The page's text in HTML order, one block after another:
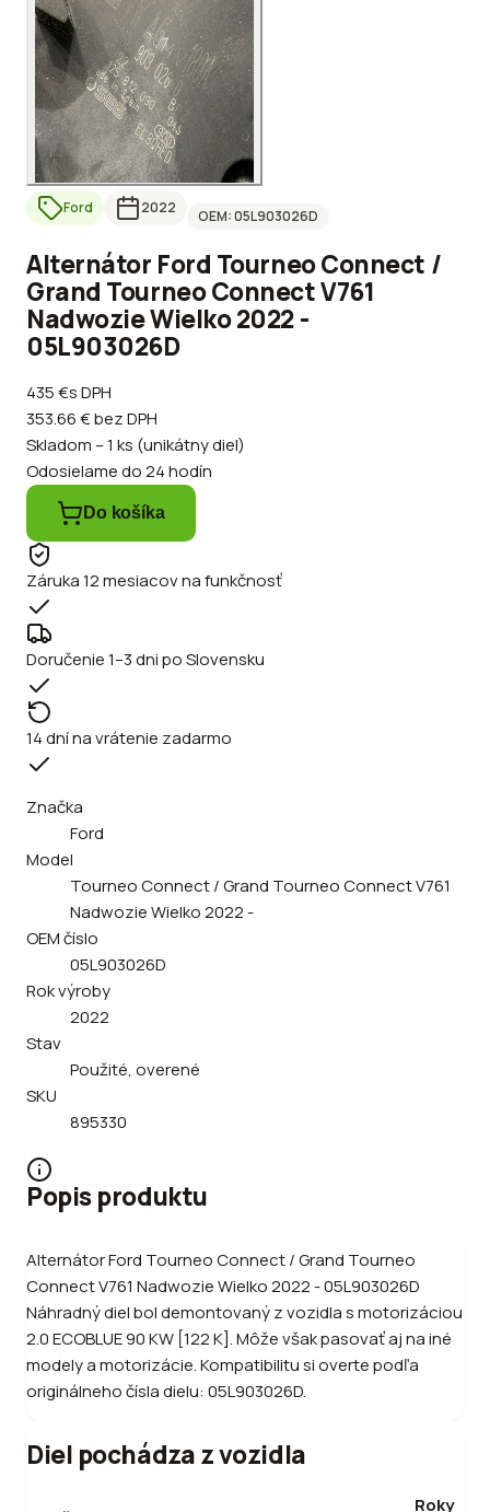
Ford 2022 OEM:05L903026D
Alternátor Ford Tourneo Connect /
Grand Tourneo Connect V761
Nadwozie Wielko 2022 -
05L903026D
435 €s DPH
353.66 €bez DPH
Skladom – 1 ks (unikátny diel)
Odosielame do 24 hodín
Do košíka
Záruka 12 mesiacov na funkčnosť
Doručenie 1–3 dni po Slovensku
14 dní na vrátenie zadarmo
Značka
Ford
Model
Tourneo Connect / Grand Tourneo Connect V761
Nadwozie Wielko 2022 -
OEM číslo
05L903026D
Rok výroby
2022
Stav
Použité, overené
SKU
895330
Popis produktu
Alternátor Ford Tourneo Connect / Grand Tourneo
Connect V761 Nadwozie Wielko 2022 - 05L903026D
Náhradný diel bol demontovaný z vozidla s motorizáciou
2.0 ECOBLUE 90 KW [122 K]. Môže však pasovať aj na iné
modely a motorizácie. Kompatibilitu si overte podľa
originálneho čísla dielu: 05L903026D.
Diel pochádza z vozidla
Roky